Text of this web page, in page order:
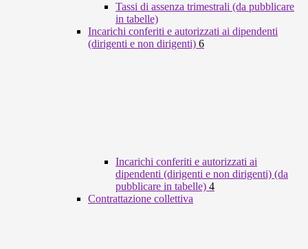
Tassi di assenza trimestrali (da pubblicare
in tabelle)
Incarichi conferiti e autorizzati ai dipendenti
(dirigenti e non dirigenti) 6
Incarichi conferiti e autorizzati ai
dipendenti (dirigenti e non dirigenti) (da
pubblicare in tabelle) 4
Contrattazione collettiva